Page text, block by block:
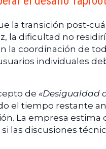
la transición post-
la dificultad no
la coordinación de
individuales
de «Desigualdad
el tiempo restante
La empresa estima
las discusiones